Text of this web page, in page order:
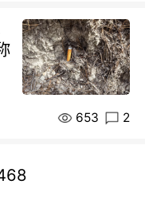
653 2